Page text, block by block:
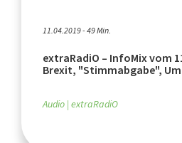
11.04.2019 - 49 Min.
extraRadiO – InfoMix vom
Brexit, "Stimmabgabe",
Audio extraRadiO